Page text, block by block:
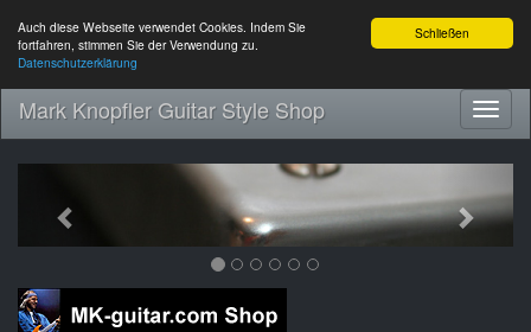
Schließen
Auch diese Webseite verwendet Cookies. Indem Sie
fortfahren, stimmen Sie der Verwendung zu.
Datenschutzerklärung
Mark Knopfler Guitar Style Shop